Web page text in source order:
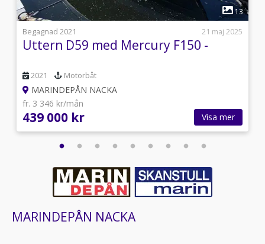
1
13
Begagnad 2021
21 maj 2025
Uttern D59 med Mercury F150 -
2021 Motorbåt
MARINDEPÅN NACKA
fr. 3 346 kr/mån
439 000 kr Visa mer
MARINDEPÅN NACKA